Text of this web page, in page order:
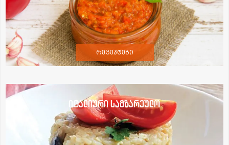
რეცეპტები
იტალიური სამზარეულო